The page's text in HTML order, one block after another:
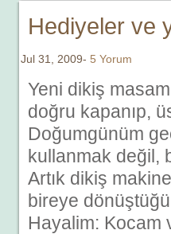
Hediyeler ve
Jul 31, 2009- 5 Yorum
Yeni dikiş
doğru kapanıp,
Doğumgünüm
kullanmak değil,
Artık dikiş
bireye
Hayalim: Kocam